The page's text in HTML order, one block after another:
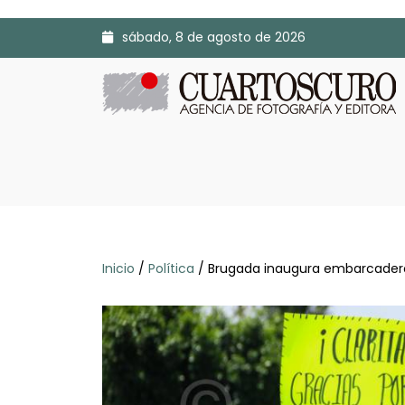
sábado, 8 de agosto de 2026
Inicio / Política / Brugada inaugura